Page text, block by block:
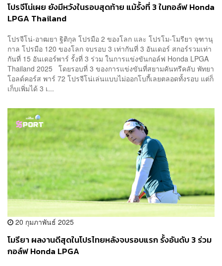
โปรจีโน่เผย ยังมีหวังในรอบสุดท้าย แม้รั้งที่ 3 ในกอล์ฟ Honda
LPGA Thailand
โปรจีโน่-อาฒยา ฐิติกุล โปรมือ 2 ของโลก และ โปรโม-โมรียา จุฑานุ
กาล โปรมือ 120 ของโลก จบรอบ 3 เท่ากันที่ 3 อันเดอร์ สกอร์รวมเท่า
กันที่ 15 อันเดอร์พาร์ รั้งที่ 3 ร่วม ในการแข่งขันกอล์ฟ Honda LPGA
Thailand 2025 โดยรอบที่ 3 ของการแข่งขันที่สยามคันทรีคลับ พัทยา
โอลด์คอร์ส พาร์ 72 โปรจีโน่เล่นแบบไม่ออกโบกี้เลยตลอดทั้งรอบ แต่ก็
เก็บเพิ่มได้ 3 เ...
20 กุมภาพันธ์ 2025
โมรียา ผลงานดีสุดในโปรไทยหลังจบรอบแรก รั้งอันดับ 3 ร่วม
กอล์ฟ Honda LPGA